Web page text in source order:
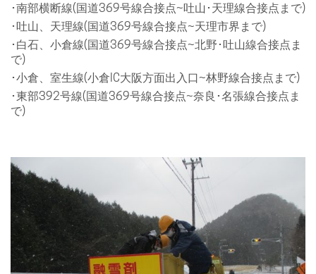
･南部横断線(国道369号線合接点~吐山･天理線合接点まで)
･吐山、天理線(国道369号線合接点~天理市界まで)
･白石、小倉線(国道369号線合接点~北野･吐山線合接点ま
で)
･小倉、室生線(小倉IC大阪方面出入口~林野線合接点まで)
･東部392号線(国道369号線合接点~奈良･名張線合接点ま
で)